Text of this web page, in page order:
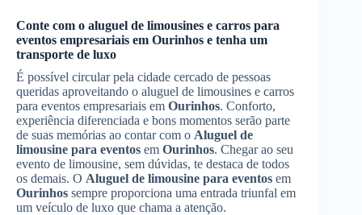
Conte com o aluguel de limousines e carros para
eventos empresariais em Ourinhos e tenha um
transporte de luxo
É possível circular pela cidade cercado de pessoas
queridas aproveitando o aluguel de limousines e carros
para eventos empresariais em Ourinhos. Conforto,
experiência diferenciada e bons momentos serão parte
de suas memórias ao contar com o Aluguel de
limousine para eventos em Ourinhos. Chegar ao seu
evento de limousine, sem dúvidas, te destaca de todos
os demais. O Aluguel de limousine para eventos em
Ourinhos sempre proporciona uma entrada triunfal em
um veículo de luxo que chama a atenção.